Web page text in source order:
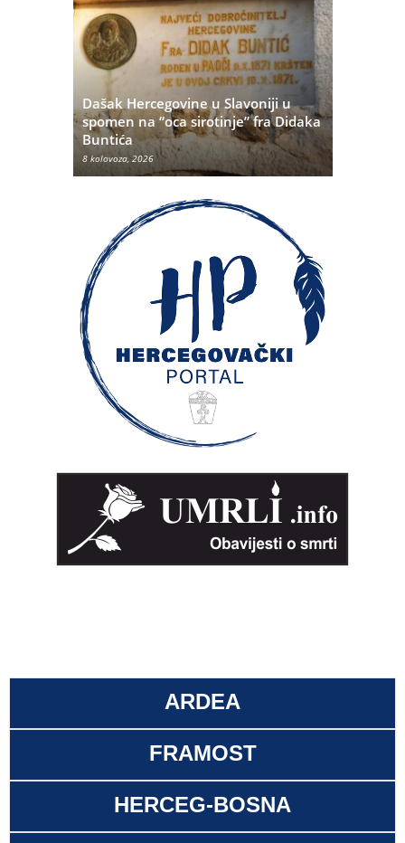
Dašak Hercegovine u Slavoniji u
spomen na “oca sirotinje” fra Didaka
Buntića
8 kolovoza, 2026
ARDEA
FRAMOST
HERCEG-BOSNA